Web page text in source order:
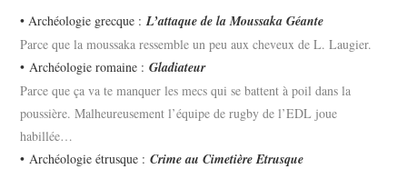
• Archéologie grecque : L’attaque de la Moussaka Géante
Parce que la moussaka ressemble un peu aux cheveux de L. Laugier.
• Archéologie romaine :Gladiateur
Parce que ça va te manquer les mecs qui se battent à poil dans la
poussière. Malheureusement l’équipe de rugby de l’EDL joue
habillée…
• Archéologie étrusque :Crime au Cimetière Etrusque